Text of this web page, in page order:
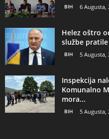
BIH 6 Augusta,
Helez oštro
službe
BIH 5 Augusta,
Inspekcija
Komunalno
mora...
BIH 5 Augusta,